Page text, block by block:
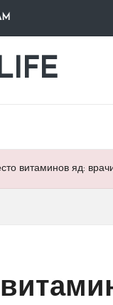
витаминов яд: